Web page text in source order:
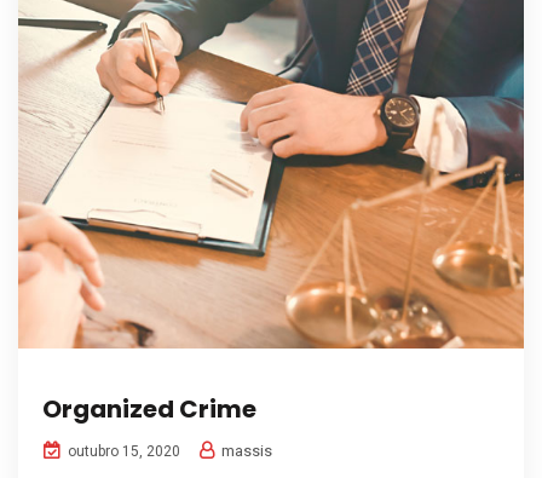
Organized Crime
outubro 15, 2020 massis